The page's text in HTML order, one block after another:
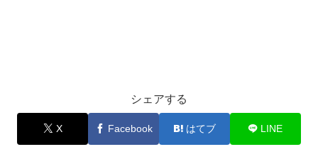
シェアする
X Facebook はてブ LINE